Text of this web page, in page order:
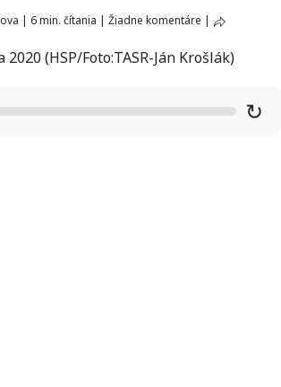
| 6 min. čítania | Žiadne komentáre |
(HSP/Foto:TASR-Ján Krošlák)
↻